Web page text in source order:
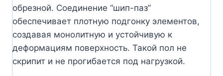
обрезной. Соединение “шип-паз”
обеспечивает плотную подгонку элементов,
создавая монолитную и устойчивую к
деформациям поверхность. Такой пол не
скрипит и не прогибается под нагрузкой.